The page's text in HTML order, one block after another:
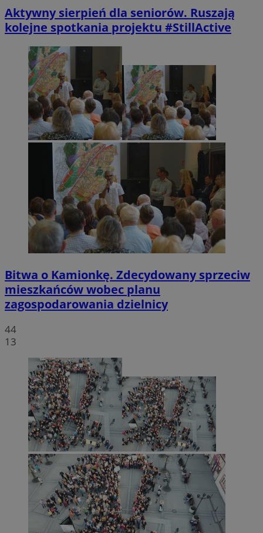
Aktywny sierpień dla seniorów. Ruszają
kolejne spotkania projektu #StillActive
Bitwa o Kamionkę. Zdecydowany sprzeciw
mieszkańców wobec planu
zagospodarowania dzielnicy
44
13